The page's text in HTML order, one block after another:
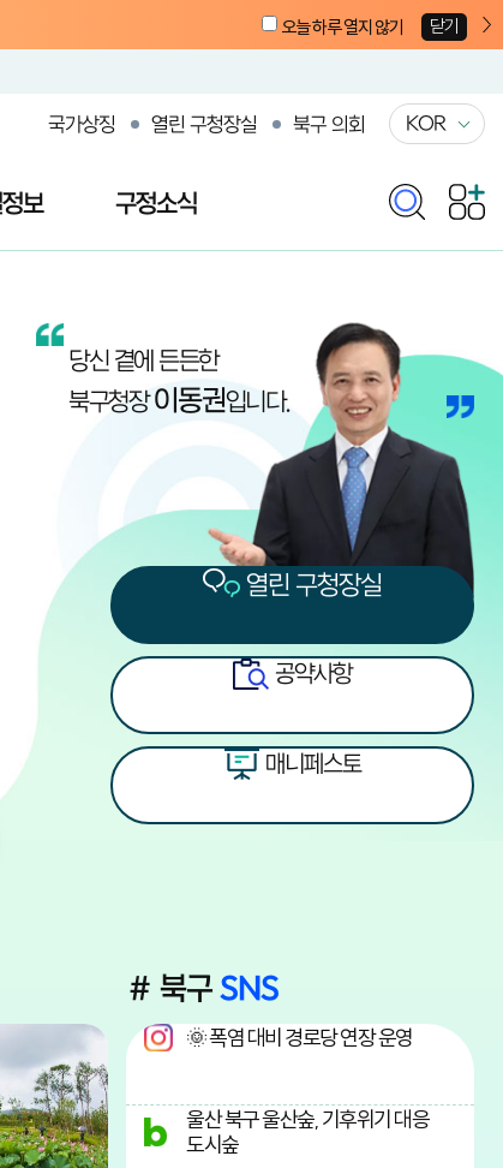
오늘 하루 열지 않기 닫기
국가상징 열린 구청장실 북구 의회 KOR
보 구정소식
열린 구청장실
당신 곁에 든든한
북구청장이동권입니다.
열린 구청장실
공약사항
매니페스토
# 북구 SNS
🌞 폭염 대비 경로당 연장 운영
울산 북구 울산숲, 기후위기 대응
도시숲